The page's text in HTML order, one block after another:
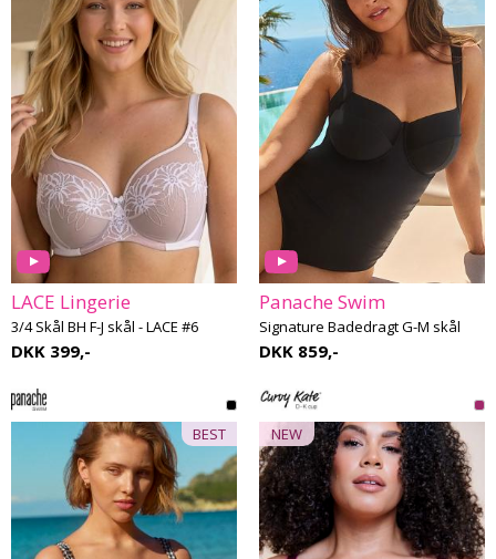
LACE Lingerie
3/4 Skål BH F-J skål - LACE #6
DKK 399,-
Panache Swim
Signature Badedragt G-M skål
DKK 859,-
BEST NEW